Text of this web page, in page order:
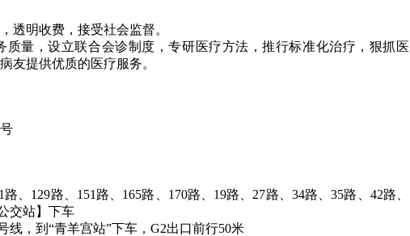
透明收费，接受社会监督。
质量，设立联合会诊制度，专研医疗方法，推行标准化治疗，狠抓医
友提供优质的医疗服务。
、129路、151路、165路、170路、19路、27路、34路、35路、42路、
交站】下车
线，到“青羊宫站”下车，G2出口前行50米